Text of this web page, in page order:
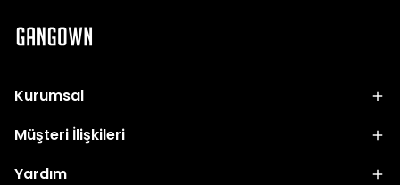
Kurumsal
Müşteri İlişkileri
Yardım